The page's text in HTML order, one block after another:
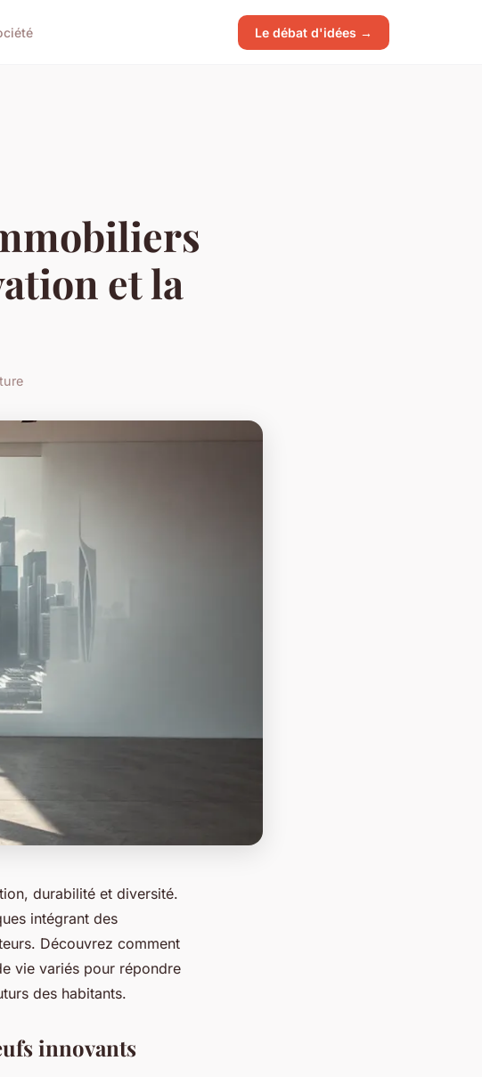
Le débat d'idées →
et la
durabilité et diversité.
intégrant des
Découvrez comment
vie variés pour répondre
des habitants.
innovants